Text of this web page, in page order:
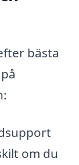
bästa
om du